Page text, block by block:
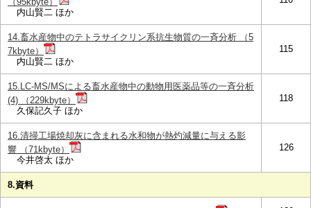
内山賢二 ほか
14.畜水産物中のテトラサイクリン系抗生物質の一斉分析 （5
7kbyte）
内山賢二 ほか
115
15.LC-MS/MSによる畜水産物中の動物用医薬品等の一斉分析
(4) （229kbyte）
久保記久子 ほか
118
16.清掃工場焼却灰に含まれる水和物が熱灼減量に与える影
響 （71kbyte）
今井啓太 ほか
126
8.資料